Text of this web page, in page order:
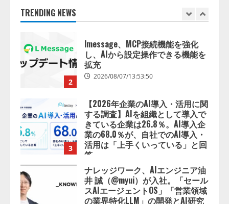
TRENDING NEWS
2
3
する調査】AIを組織として導入で
きている企業は26.8％。AI導入企
業の68.0％が、自社でのAI導入・
活用は「上手くいっている」と回
2026/08/07/13:53:50
4
ナレッジワーク、AIエンジニア油
井 誠（@myui）が入社。「セール
スAIエージェントOS」「営業領域
の業界特化LLM」の開発とAI研究
開発をリード
AI駆動開発の推進に向けて
「TinhVan Technologies JSC.」と業
務提携